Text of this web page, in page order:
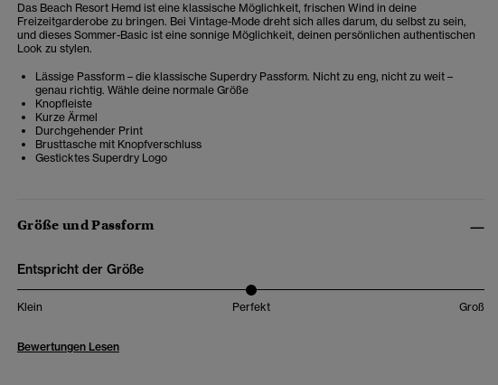
Das Beach Resort Hemd ist eine klassische Möglichkeit, frischen Wind in deine
Freizeitgarderobe zu bringen. Bei Vintage-Mode dreht sich alles darum, du selbst zu sein,
und dieses Sommer-Basic ist eine sonnige Möglichkeit, deinen persönlichen authentischen
Look zu stylen.
Lässige Passform – die klassische Superdry Passform. Nicht zu eng, nicht zu weit –
genau richtig. Wähle deine normale Größe
Knopfleiste
Kurze Ärmel
Durchgehender Print
Brusttasche mit Knopfverschluss
Gesticktes Superdry Logo
Größe und Passform
Entspricht der Größe
Klein Perfekt Groß
Bewertungen Lesen